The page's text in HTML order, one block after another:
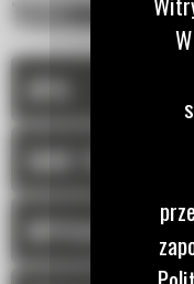
TECHNICZNA
OPIS
DANE TECHNICZNE
WYPOSAŻENIE